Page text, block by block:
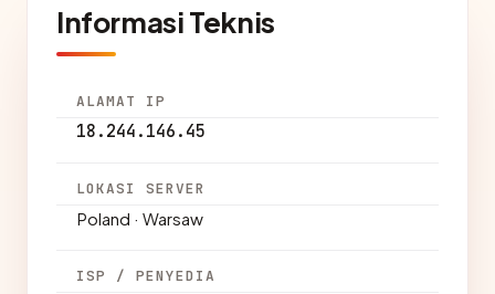
Informasi Teknis
ALAMAT IP
18.244.146.45
LOKASI SERVER
Poland · Warsaw
ISP / PENYEDIA